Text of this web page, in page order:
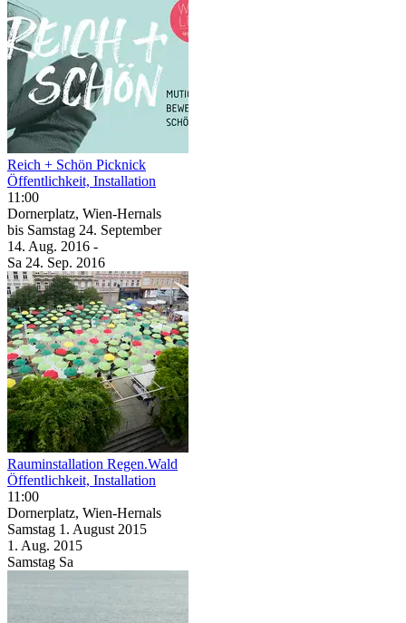
Reich + Schön Picknick
Öffentlichkeit, Installation
11:00
Dornerplatz, Wien-Hernals
bis Samstag 24. September
14. Aug. 2016 -
Sa 24. Sep. 2016
Rauminstallation Regen.Wald
Öffentlichkeit, Installation
11:00
Dornerplatz, Wien-Hernals
Samstag 1. August 2015
1. Aug. 2015
Samstag Sa